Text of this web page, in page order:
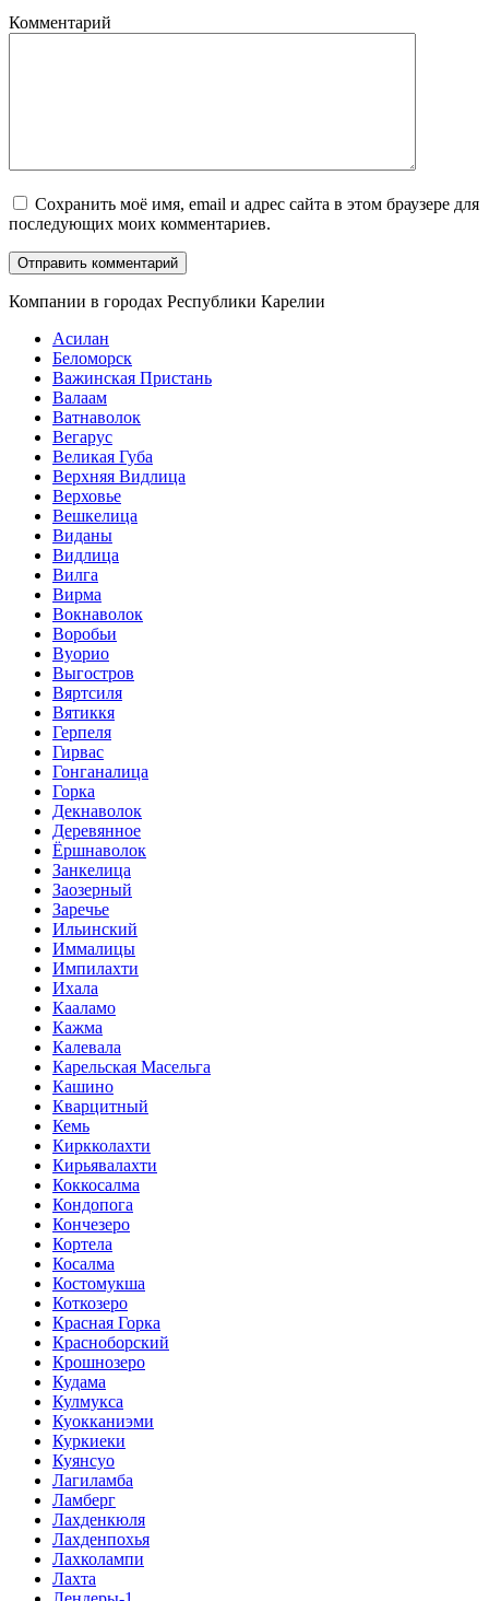
Комментарий
Сохранить моё имя, email и адрес сайта в этом браузере для
последующих моих комментариев.
Компании в городах Республики Карелии
Асилан
Беломорск
Важинская Пристань
Валаам
Ватнаволок
Вегарус
Великая Губа
Верхняя Видлица
Верховье
Вешкелица
Виданы
Видлица
Вилга
Вирма
Вокнаволок
Воробьи
Вуорио
Выгостров
Вяртсиля
Вятиккя
Герпеля
Гирвас
Гонганалица
Горка
Декнаволок
Деревянное
Ёршнаволок
Занкелица
Заозерный
Заречье
Ильинский
Иммалицы
Импилахти
Ихала
Кааламо
Кажма
Калевала
Карельская Масельга
Кашино
Кварцитный
Кемь
Киркколахти
Кирьявалахти
Коккосалма
Кондопога
Кончезеро
Кортела
Косалма
Костомукша
Коткозеро
Красная Горка
Красноборский
Крошнозеро
Кудама
Кулмукса
Куокканиэми
Куркиеки
Куянсуо
Лагиламба
Ламберг
Лахденкюля
Лахденпохья
Лахколампи
Лахта